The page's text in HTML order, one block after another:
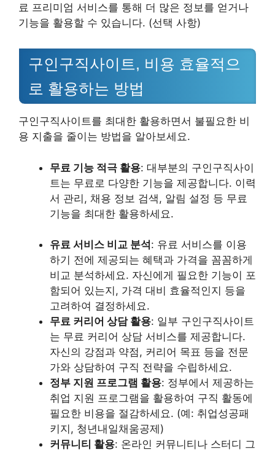
료 프리미엄 서비스를 통해 더 많은 정보를 얻거나
기능을 활용할 수 있습니다. (선택 사항)
구인구직사이트, 비용 효율적으
로 활용하는 방법
구인구직사이트를 최대한 활용하면서 불필요한 비
용 지출을 줄이는 방법을 알아보세요.
무료 기능 적극 활용: 대부분의 구인구직사이
트는 무료로 다양한 기능을 제공합니다. 이력
서 관리, 채용 정보 검색, 알림 설정 등 무료
기능을 최대한 활용하세요.
유료 서비스 비교 분석 : 유료 서비스를 이용
하기 전에 제공되는 혜택과 가격을 꼼꼼하게
비교 분석하세요. 자신에게 필요한 기능이 포
함되어 있는지, 가격 대비 효율적인지 등을
고려하여 결정하세요.
무료 커리어 상담 활용: 일부 구인구직사이트
는 무료 커리어 상담 서비스를 제공합니다.
자신의 강점과 약점, 커리어 목표 등을 전문
가와 상담하여 구직 전략을 수립하세요.
정부 지원 프로그램 활용: 정부에서 제공하는
취업 지원 프로그램을 활용하여 구직 활동에
필요한 비용을 절감하세요. (예: 취업성공패
키지, 청년내일채움공제)
커뮤니티 활용: 온라인 커뮤니티나 스터디 그